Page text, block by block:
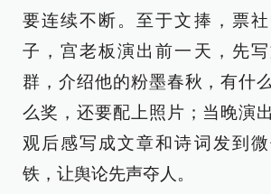
要连续不断。至于文捧，票
子，宫老板演出前一天，先
群，介绍他的粉墨春秋，有什
么奖，还要配上照片；当晚演
观后感写成文章和诗词发到
铁，让舆论先声夺人。